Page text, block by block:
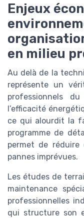
Enjeux
en milieu
Au delà de la
représente un
professionnels
l’efficacité
ce qui alourdit la
programme de
permet de
pannes imprévues.
Les études de
maintenance
professionnelles
qui structure son